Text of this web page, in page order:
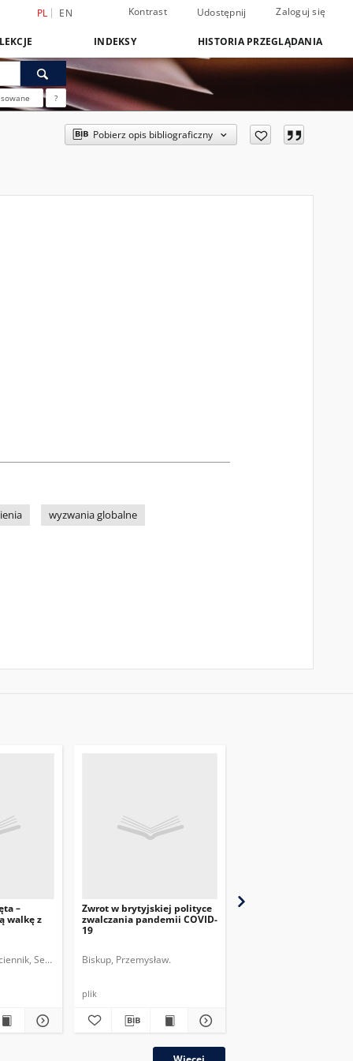
PL EN Kontrast Udostępnij Zaloguj się
INDEKSY HISTORIA PRZEGLĄDANIA
?
Pobierz opis bibliograficzny
wyzwania globalne
–
walkę z
Sebastian.
Zwrot w brytyjskiej polityce
zwalczania pandemii COVID-
19
Biskup, Przemysław.
plik